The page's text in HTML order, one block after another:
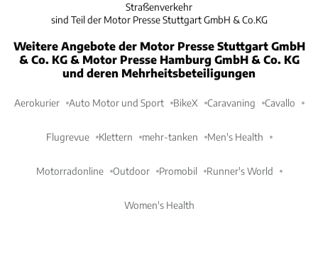
Straßenverkehr
sind Teil der Motor Presse Stuttgart GmbH & Co.KG
Weitere Angebote der Motor Presse Stuttgart GmbH
& Co. KG & Motor Presse Hamburg GmbH & Co. KG
und deren Mehrheitsbeteiligungen
Aerokurier Auto Motor und Sport BikeX Caravaning Cavallo
Flugrevue Klettern mehr-tanken Men's Health
Motorradonline Outdoor Promobil Runner's World
Women's Health